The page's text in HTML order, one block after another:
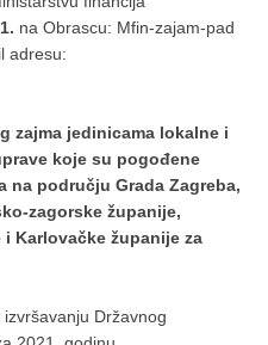
na Obrascu: Mfin-zajam-pad
adresu:
zajma jedinicama lokalne i
koje su pogođene
na području Grada Zagreba,
zagorske županije,
Karlovačke županije za
Državnog